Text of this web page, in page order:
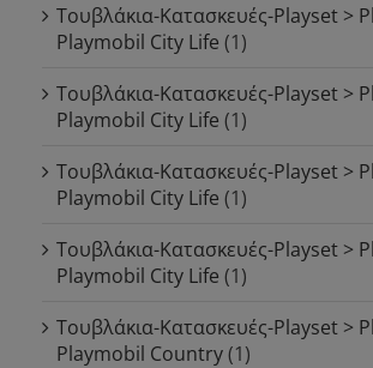
Τουβλάκια-Κατασκευές-Playset >
Playmobil City Life (1)
Τουβλάκια-Κατασκευές-Playset >
Playmobil City Life (1)
Τουβλάκια-Κατασκευές-Playset >
Playmobil City Life (1)
Τουβλάκια-Κατασκευές-Playset >
Playmobil City Life (1)
Τουβλάκια-Κατασκευές-Playset >
Playmobil Country(1)